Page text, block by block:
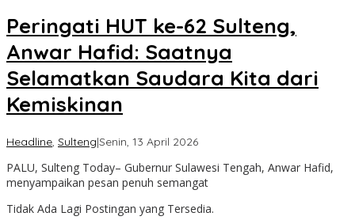
Peringati HUT ke-62 Sulteng,
Anwar Hafid: Saatnya
Selamatkan Saudara Kita dari
Kemiskinan
Headline, Sulteng|Senin, 13 April 2026oleh
Today
PALU, Sulteng Today– Gubernur Sulawesi Tengah, Anwar Hafid,
menyampaikan pesan penuh semangat
Tidak Ada Lagi Postingan yang Tersedia.